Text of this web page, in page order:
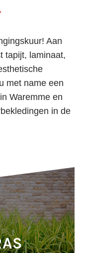
Aan
tapijt, laminaat,
met name een
Waremme en
in de